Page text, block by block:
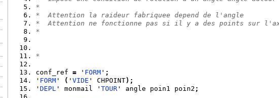
*
*  Attention la raideur fabriquee depend de l'angle
*  Attention ne fonctionne pas si il y a des points sur
*
*
conf_ref = ' FORM ' ;
' FORM ' ( ' VIDE ' CHPOINT) ;
' DEPL ' monmail ' TOUR ' angle poin1 poin2 ;